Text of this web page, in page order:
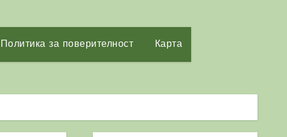
Политика за поверителност Карта